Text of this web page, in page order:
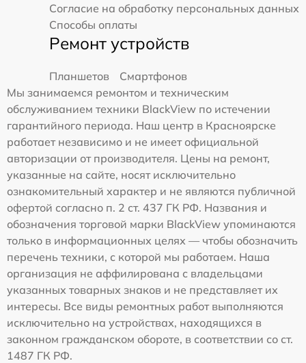
Согласие на обработку персональных данных
Способы оплаты
Ремонт устройств
Планшетов
Смартфонов
Мы занимаемся ремонтом и техническим
обслуживанием техники BlackView по истечении
гарантийного периода. Наш центр в Красноярске
работает независимо и не имеет официальной
авторизации от производителя. Цены на ремонт,
указанные на сайте, носят исключительно
ознакомительный характер и не являются публичной
офертой согласно п. 2 ст. 437 ГК РФ. Названия и
обозначения торговой марки BlackView упоминаются
только в информационных целях — чтобы обозначить
перечень техники, с которой мы работаем. Наша
организация не аффилирована с владельцами
указанных товарных знаков и не представляет их
интересы. Все виды ремонтных работ выполняются
исключительно на устройствах, находящихся в
законном гражданском обороте, в соответствии со ст.
1487 ГК РФ.